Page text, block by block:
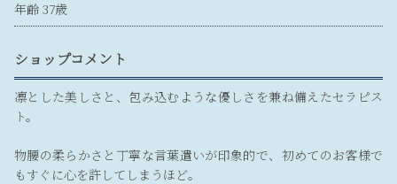
年齢 37歳
ショップコメント
凛とした美しさと、包み込むような優しさを兼ね備えたセラピス
ト。
物腰の柔らかさと丁寧な言葉遣いが印象的で、初めてのお客様で
もすぐに心を許してしまうほど。